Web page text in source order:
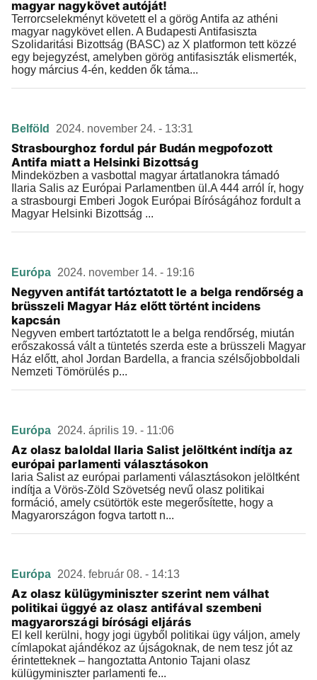
magyar nagykövet autóját!
Terrorcselekményt követett el a görög Antifa az athéni
magyar nagykövet ellen. A Budapesti Antifasiszta
Szolidaritási Bizottság (BASC) az X platformon tett közzé
egy bejegyzést, amelyben görög antifasiszták elismerték,
hogy március 4-én, kedden ők táma...
Belföld 2024. november 24. - 13:31
Strasbourghoz fordul pár Budán megpofozott
Antifa miatt a Helsinki Bizottság
Mindeközben a vasbottal magyar ártatlanokra támadó
Ilaria Salis az Európai Parlamentben ül.A 444 arról ír, hogy
a strasbourgi Emberi Jogok Európai Bíróságához fordult a
Magyar Helsinki Bizottság ...
Európa 2024. november 14. - 19:16
Negyven antifát tartóztatott le a belga rendőrség a
brüsszeli Magyar Ház előtt történt incidens
kapcsán
Negyven embert tartóztatott le a belga rendőrség, miután
erőszakossá vált a tüntetés szerda este a brüsszeli Magyar
Ház előtt, ahol Jordan Bardella, a francia szélsőjobboldali
Nemzeti Tömörülés p...
Európa 2024. április 19. - 11:06
Az olasz baloldal Ilaria Salist jelöltként indítja az
európai parlamenti választásokon
laria Salist az európai parlamenti választásokon jelöltként
indítja a Vörös-Zöld Szövetség nevű olasz politikai
formáció, amely csütörtök este megerősítette, hogy a
Magyarországon fogva tartott n...
Európa 2024. február 08. - 14:13
Az olasz külügyminiszter szerint nem válhat
politikai üggyé az olasz antifával szembeni
magyarországi bírósági eljárás
El kell kerülni, hogy jogi ügyből politikai ügy váljon, amely
címlapokat ajándékoz az újságoknak, de nem tesz jót az
érintetteknek – hangoztatta Antonio Tajani olasz
külügyminiszter parlamenti fe...